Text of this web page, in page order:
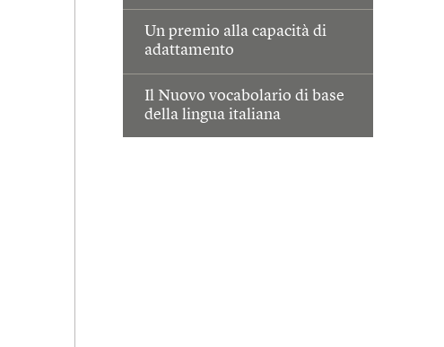
Un premio alla capacità di
adattamento
Il Nuovo vocabolario di base
della lingua italiana